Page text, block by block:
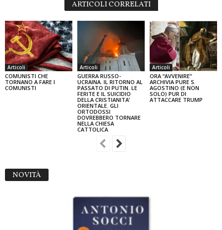
ARTICOLI CORRELATI
Articoli
COMUNISTI CHE
TORNANO A FARE I
COMUNISTI
Articoli
GUERRA RUSSO-
UCRAINA. IL RITORNO AL
PASSATO DI PUTIN. LE
FERITE E IL SUICIDIO
DELLA CRISTIANITA’
ORIENTALE. GLI
ORTODOSSI
DOVREBBERO TORNARE
NELLA CHIESA
CATTOLICA
Articoli
ORA “AVVENIRE”
ARCHIVIA PURE S.
AGOSTINO (E NON
SOLO) PUR DI
ATTACCARE TRUMP
NOVITÀ